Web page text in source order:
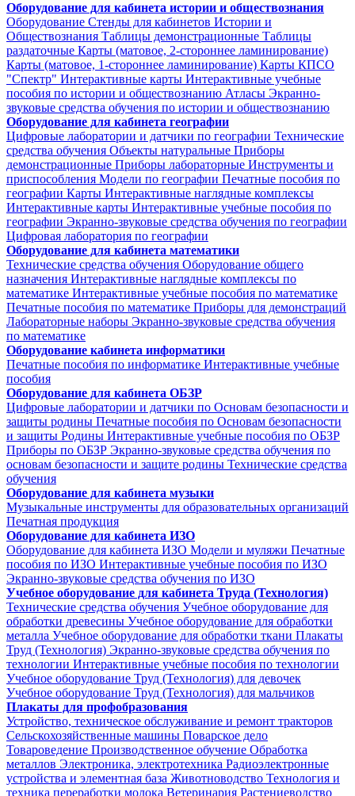
Оборудование для кабинета истории и обществознания
Оборудование Стенды для кабинетов Истории и
Обществознания Таблицы демонстрационные Таблицы
раздаточные Карты (матовое, 2-стороннее ламинирование)
Карты (матовое, 1-стороннее ламинирование) Карты КПСО
"Спектр" Интерактивные карты Интерактивные учебные
пособия по истории и обществознанию Атласы Экранно-
звуковые средства обучения по истории и обществознанию
Оборудование для кабинета географии
Цифровые лаборатории и датчики по географии Технические
средства обучения Объекты натуральные Приборы
демонстрационные Приборы лабораторные Инструменты и
приспособления Модели по географии Печатные пособия по
географии Карты Интерактивные наглядные комплексы
Интерактивные карты Интерактивные учебные пособия по
географии Экранно-звуковые средства обучения по географии
Цифровая лаборатория по географии
Оборудование для кабинета математики
Технические средства обучения Оборудование общего
назначения Интерактивные наглядные комплексы по
математике Интерактивные учебные пособия по математике
Печатные пособия по математике Приборы для демонстраций
Лабораторные наборы Экранно-звуковые средства обучения
по математике
Оборудование кабинета информатики
Печатные пособия по информатике Интерактивные учебные
пособия
Оборудование для кабинета ОБЗР
Цифровые лаборатории и датчики по Основам безопасности и
защиты родины Печатные пособия по Основам безопасности
и защиты Родины Интерактивные учебные пособия по ОБЗР
Приборы по ОБЗР Экранно-звуковые средства обучения по
основам безопасности и защите родины Технические средства
обучения
Оборудование для кабинета музыки
Музыкальные инструменты для образовательных организаций
Печатная продукция
Оборудование для кабинета ИЗО
Оборудование для кабинета ИЗО Модели и муляжи Печатные
пособия по ИЗО Интерактивные учебные пособия по ИЗО
Экранно-звуковые средства обучения по ИЗО
Учебное оборудование для кабинета Труда (Технология)
Технические средства обучения Учебное оборудование для
обработки древесины Учебное оборудование для обработки
металла Учебное оборудование для обработки ткани Плакаты
Труд (Технология) Экранно-звуковые средства обучения по
технологии Интерактивные учебные пособия по технологии
Учебное оборудование Труд (Технология) для девочек
Учебное оборудование Труд (Технология) для мальчиков
Плакаты для профобразования
Устройство, техническое обслуживание и ремонт тракторов
Сельскохозяйственные машины Поварское дело
Товароведение Производственное обучение Обработка
металлов Электроника, электротехника Радиоэлектронные
устройства и элементная база Животноводство Технология и
техника переработки молока Ветеринария Растениеводство